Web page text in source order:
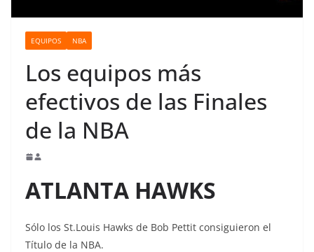
EQUIPOS NBA
Los equipos más
efectivos de las Finales
de la NBA
ATLANTA HAWKS
Sólo los St.Louis Hawks de Bob Pettit consiguieron el
Título de la NBA.